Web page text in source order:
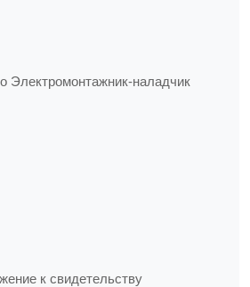
Электромонтажник-наладчик
к свидетельству